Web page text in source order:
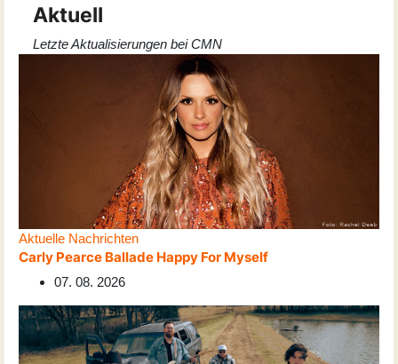
Aktuell
Letzte Aktualisierungen bei CMN
Aktuelle Nachrichten
Carly Pearce Ballade Happy For Myself
07. 08. 2026